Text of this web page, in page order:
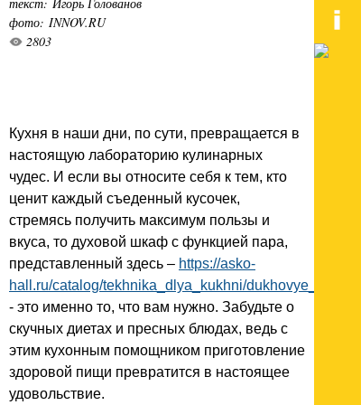
фото: INNOV.RU
2803
Кухня в наши дни, по сути, превращается в
настоящую лабораторию кулинарных
чудес. И если вы относите себя к тем, кто
ценит каждый съеденный кусочек,
стремясь получить максимум пользы и
вкуса, то духовой шкаф с функцией пара,
представленный здесь – https://asko-
hall.ru/catalog/tekhnika_dlya_kukhni/
- это именно то, что вам нужно. Забудьте о
скучных диетах и пресных блюдах, ведь с
этим кухонным помощником приготовление
здоровой пищи превратится в настоящее
удовольствие.